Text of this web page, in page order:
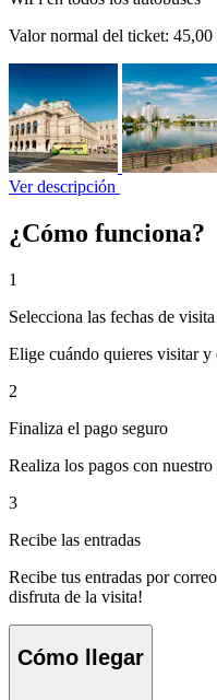
Valor normal del ticket: 45,00
Ver descripción
¿Cómo funciona?
1
Selecciona las fechas de visita
Elige cuándo quieres visitar y
2
Finaliza el pago seguro
Realiza los pagos con
3
Recibe las entradas
Recibe tus entradas por
disfruta de la visita!
Cómo llegar